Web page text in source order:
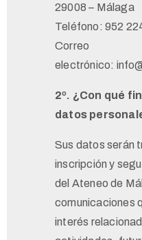
29008 – Málaga
Teléfono: 952
Correo
electrónico:
2º. ¿Con qué
datos
Sus datos serán
inscripción y
del Ateneo de
comunicaciones
interés